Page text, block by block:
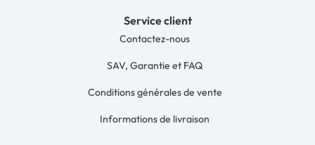
Service client
Contactez-nous
SAV, Garantie et FAQ
Conditions générales de vente
Informations de livraison